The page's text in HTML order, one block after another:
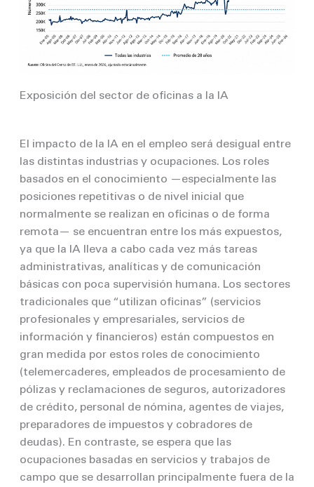
Exposición del sector de oficinas a la IA
El impacto de la IA en el empleo será desigual entre
las distintas industrias y ocupaciones. Los roles
basados en el conocimiento —especialmente las
posiciones repetitivas o de nivel inicial que
normalmente se realizan en oficinas o de forma
remota— se encuentran entre los más expuestos,
ya que la IA lleva a cabo cada vez más tareas
administrativas, analíticas y de comunicación
básicas con poca supervisión humana. Los sectores
tradicionales que “utilizan oficinas” (servicios
profesionales y empresariales, servicios de
información y financieros) están compuestos en
gran medida por estos roles de conocimiento
(telemercaderes, empleados de procesamiento de
pólizas y reclamaciones de seguros, autorizadores
de crédito, personal de nómina, agentes de viajes,
preparadores de impuestos y cobradores de
deudas). En contraste, se espera que las
ocupaciones basadas en servicios y trabajos de
campo que se desarrollan principalmente fuera de la